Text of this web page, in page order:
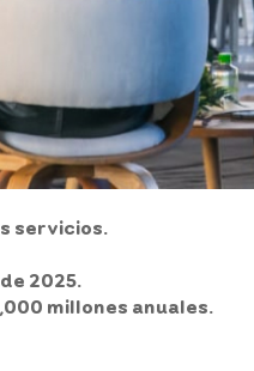
servicios.
2025.
millones anuales.